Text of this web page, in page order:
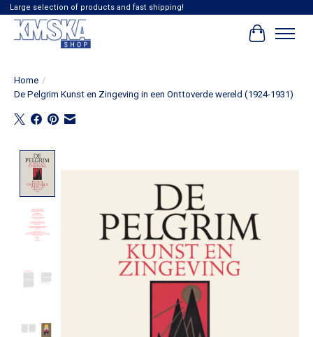
Large selection of products and fast shipping!
Cart
Home /
De Pelgrim Kunst en Zingeving in een Onttoverde wereld (1924-1931)